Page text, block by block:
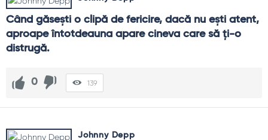
Când găseşti o clipă de fericire, dacă nu eşti atent,
aproape întotdeauna apare cineva care să ţi-o
distrugă.
0 139
Johnny Depp